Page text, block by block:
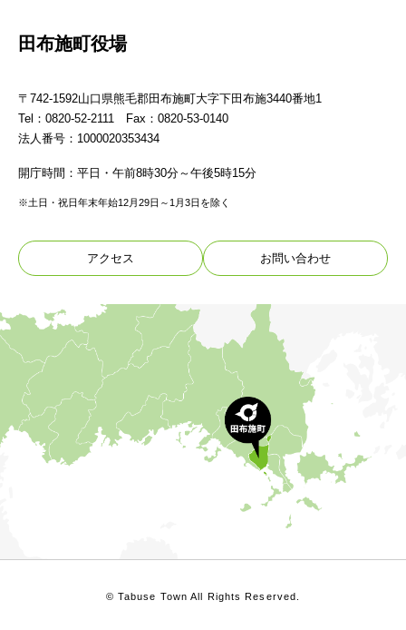
田布施町役場
〒742-1592山口県熊毛郡田布施町大字下田布施3440番地1
Tel：0820-52-2111 Fax：0820-53-0140
法人番号：1000020353434
開庁時間：平日・午前8時30分～午後5時15分
※土日・祝日年末年始12月29日～1月3日を除く
アクセス お問い合わせ
© Tabuse Town All Rights Reserved.